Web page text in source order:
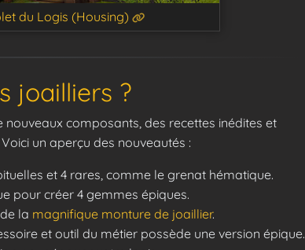
du Logis (Housing)
joailliers ?
composants, des recettes inédites et
un aperçu des nouveautés :
et 4 rares, comme le grenat hématique.
pour créer 4 gemmes épiques.
la magnifique monture de joaillier.
et outil du métier possède une version épique.